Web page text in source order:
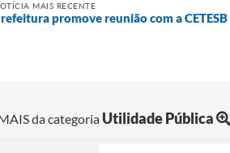
MAIS RECENTE
promove reunião com a
da categoria Utilidade Pública